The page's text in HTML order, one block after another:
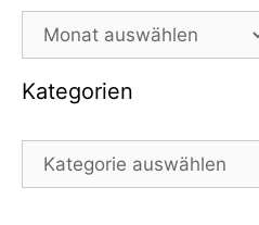
Archiv
Kategorien
Kategorien